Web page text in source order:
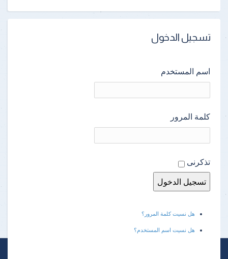
تسجيل الدخول
اسم المستخدم
كلمة المرور
تذكرنى
هل نسيت كلمة المرور؟
هل نسيت اسم المستخدم؟